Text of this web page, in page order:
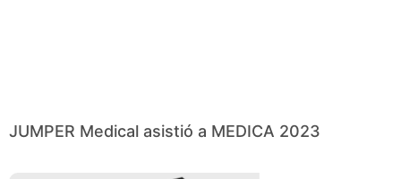
JUMPER Medical asistió a MEDICA 2023